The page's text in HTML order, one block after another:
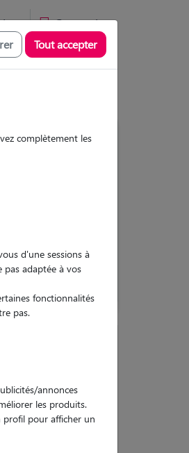
Connexion
Tout accepter
complètement les
d'une sessions à
pas adaptée à vos
fonctionnalités
pas.
annonces
les produits.
profil pour afficher un